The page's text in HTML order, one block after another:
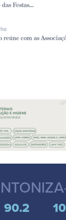
Festas...
reúne com as
90.2